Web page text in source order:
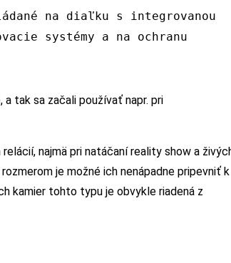
na diaľku s integrovanou
systémy a na ochranu
tak sa začali používať napr. pri
najmä pri natáčaní reality show a
je možné ich nenápadne pripevniť k
kamier tohto typu je obvykle riadená z